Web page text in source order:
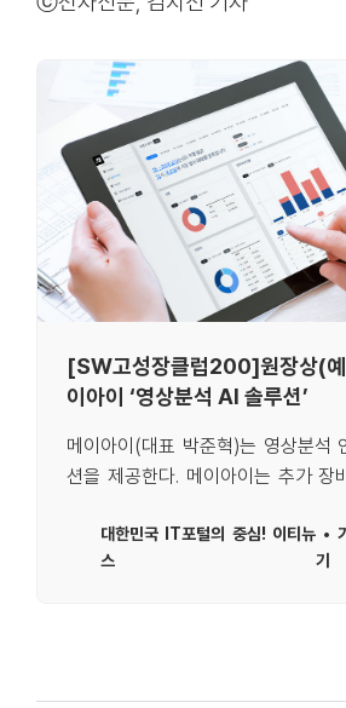
[SW고성장클럽200]원장상(예
이아이 ‘영상분석 AI 솔루션’
메이아이(대표 박준혁)는 영상분석
션을 제공한다. 메이아이는 추가 장
을 보유했다. 영상분석 AI는 매장 방
대한민국 IT포털의 중심! 이티뉴
스
기